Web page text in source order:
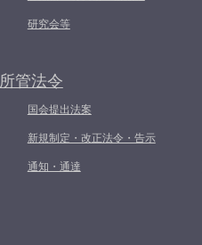
研究会等
所管法令
国会提出法案
新規制定・改正法令・告示
通知・通達